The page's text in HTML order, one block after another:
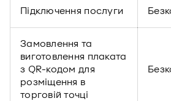
Підключення послуги
Замовлення та
виготовлення плаката
з QR-кодом для
розміщення в
торговій точці